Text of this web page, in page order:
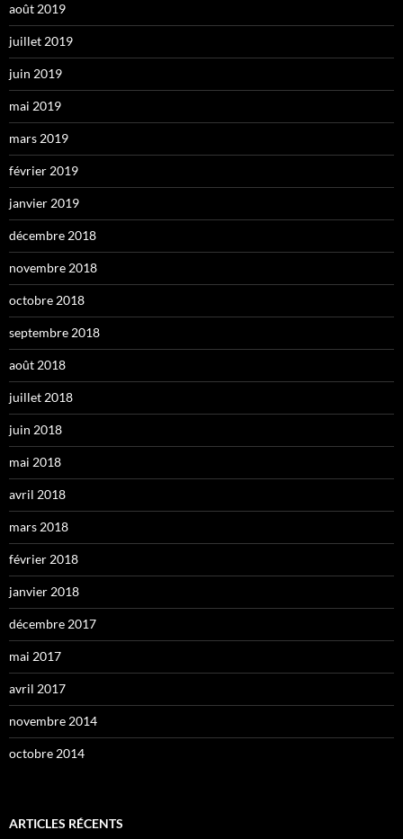
août 2019
juillet 2019
juin 2019
mai 2019
mars 2019
février 2019
janvier 2019
décembre 2018
novembre 2018
octobre 2018
septembre 2018
août 2018
juillet 2018
juin 2018
mai 2018
avril 2018
mars 2018
février 2018
janvier 2018
décembre 2017
mai 2017
avril 2017
novembre 2014
octobre 2014
ARTICLES RÉCENTS